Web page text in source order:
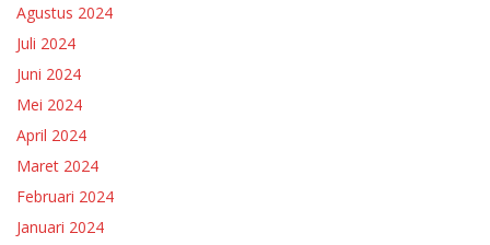
Agustus 2024
Juli 2024
Juni 2024
Mei 2024
April 2024
Maret 2024
Februari 2024
Januari 2024